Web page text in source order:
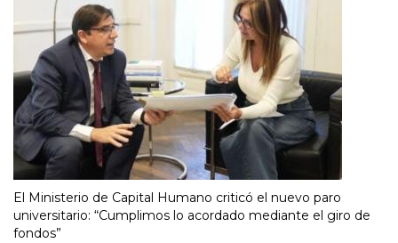
El Ministerio de Capital Humano criticó el nuevo paro
universitario: “Cumplimos lo acordado mediante el giro de
fondos”